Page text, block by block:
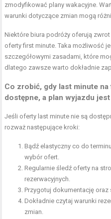
zmodyfikować plany wakacyjne.
warunki dotyczące zmian mogą
Niektóre biura podróży oferują
oferty first minute. Taka możliwość
szczegółowymi zasadami, które
dlatego zawsze warto dokładnie
Co zrobić, gdy last minute
dostępne, a plan wyjazdu
Jeśli oferty last minute nie są
rozważ następujące kroki:
Bądź elastyczny co do
wybór ofert.
Regularnie śledź oferty na
rezerwacyjnych.
Przygotuj dokumentację
Dokładnie czytaj warunki
zmian.